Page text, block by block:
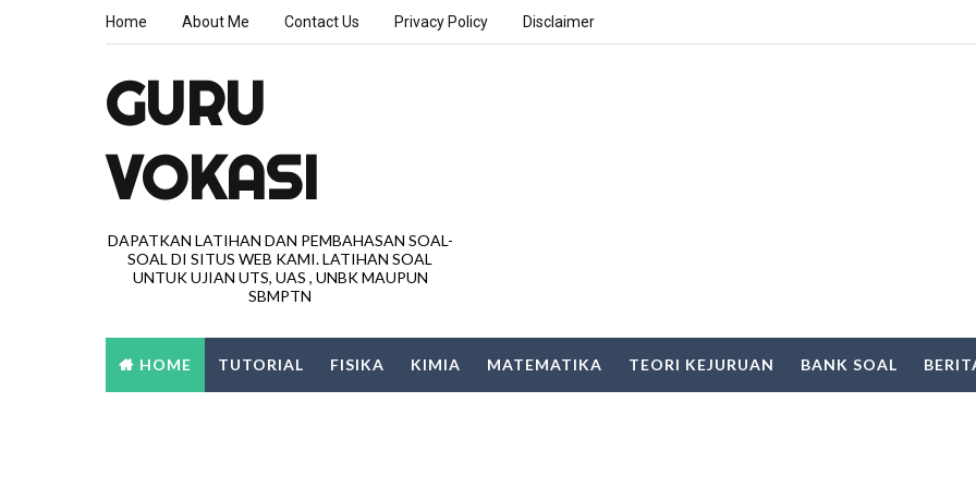
Home About Me Contact Us Privacy Policy Disclaimer
GURU
VOKASI
DAPATKAN LATIHAN DAN PEMBAHASAN SOAL-
SOAL DI SITUS WEB KAMI. LATIHAN SOAL
UNTUK UJIAN UTS, UAS , UNBK MAUPUN
SBMPTN
HOME TUTORIAL FISIKA KIMIA MATEMATIKA TEORI KEJURUAN BANK SOAL